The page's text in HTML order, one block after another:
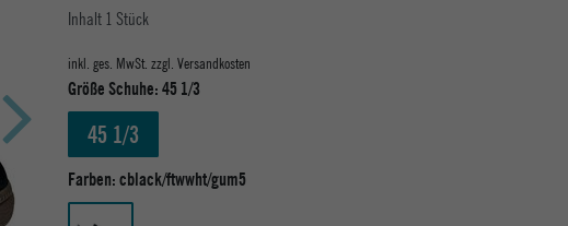
Inhalt 1 Stück
inkl. ges. MwSt. zzgl. Versandkosten
Größe Schuhe:45 1/3
45 1/3
Farben:cblack/ftwwht/gum5